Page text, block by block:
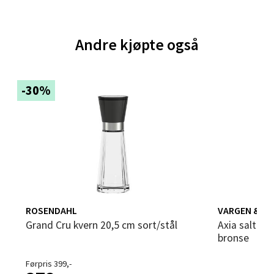
Andre kjøpte også
-30%
ROSENDAHL
Grand Cru kvern 20,5 cm sort/stål
Førpris 399,-
VARGEN &
Axia salt- og pepperkvern 18 cm 2 stk
bronse
Bergen - Thon Senter Sartor
Sartorvegen 12, 5353 Straume
Åpent i dag 10-21
Trondheim - Sirkus Shopping